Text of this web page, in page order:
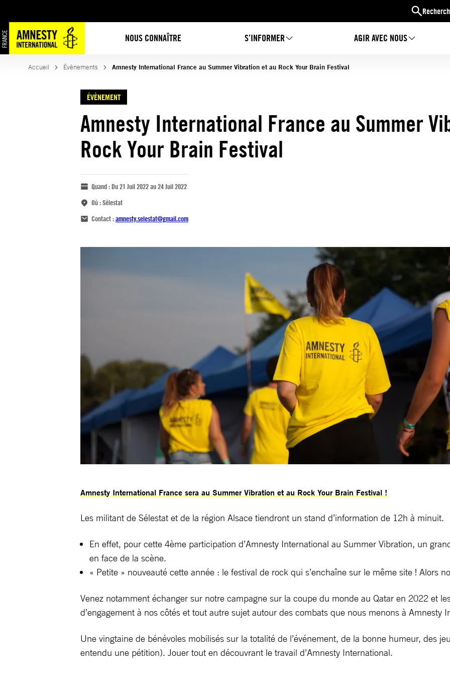
NOUS CONNAÎTRE S’INFORMER AGIR AVEC NOUS
Accueil Évènements Amnesty International France au Summer Vibration et au Rock Your Brain Festival
ÉVÈNEMENT
Amnesty International France au Summer
Rock Your Brain Festival
Quand :Du 21 Juil 2022 au 24 Juil 2022
Où :Sélestat
Contact :amnesty.selestat@gmail.com
Amnesty International France sera au Summer Vibration et au Rock Your Brain Festival !
Les militant de Sélestat et de la région Alsace tiendront un stand d’information de 12h à minuit.
En effet, pour cette 4ème participation d’Amnesty International au Summer Vibration, un
en face de la scène.
« Petite » nouveauté cette année : le festival de rock qui s’enchaîne sur le même site ! Alors
Venez notamment échanger sur notre campagne sur la coupe du monde au Qatar en 2022 et
d’engagement à nos côtés et tout autre sujet autour des combats que nous menons à Amnesty
Une vingtaine de bénévoles mobilisés sur la totalité de l’événement, de la bonne humeur, des
entendu une pétition). Jouer tout en découvrant le travail d’Amnesty International.